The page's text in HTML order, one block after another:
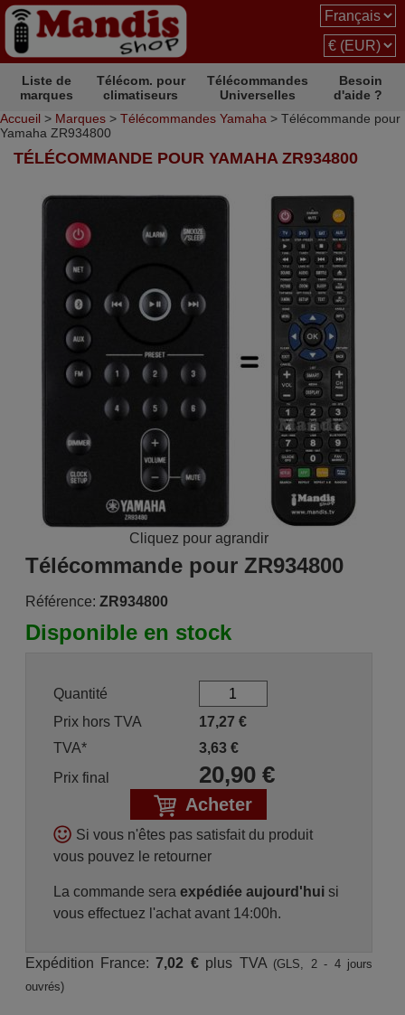
Liste de
marques
Télécom. pour
climatiseurs
Télécommandes
Universelles
Besoin
d'aide ?
Accueil > Marques > Télécommandes Yamaha > Télécommande pour
Yamaha ZR934800
TÉLÉCOMMANDE POUR YAMAHA ZR934800
Cliquez pour agrandir
Télécommande pour ZR934800
Référence: ZR934800
Disponible en stock
Quantité
Prix hors TVA
17,27 €
TVA*
3,63€
Prix final
20,90€
Acheter
Si vous n'êtes pas satisfait du produit
vous pouvez le retourner
La commande sera expédiée aujourd'huisi
vous effectuez l'achat avant 14:00h.
Expédition France:7,02 €plus TVA (GLS, 2 - 4 jours
ouvrés)